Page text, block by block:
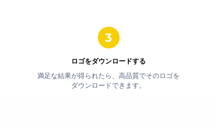
ロゴをダウンロードする
満足な結果が得られたら、高品質でそのロゴを
ダウンロードできます。